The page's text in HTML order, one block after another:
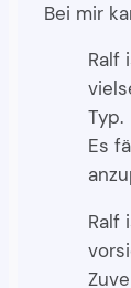
Bei mir
Ralf
Typ.
Es
Ralf